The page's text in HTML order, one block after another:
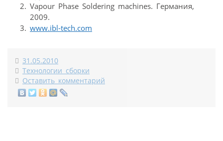
Vapour Phase Soldering machines. Германия,
2009.
www.ibl-tech.com
31.05.2010
Технологии сборки
Оставить комментарий